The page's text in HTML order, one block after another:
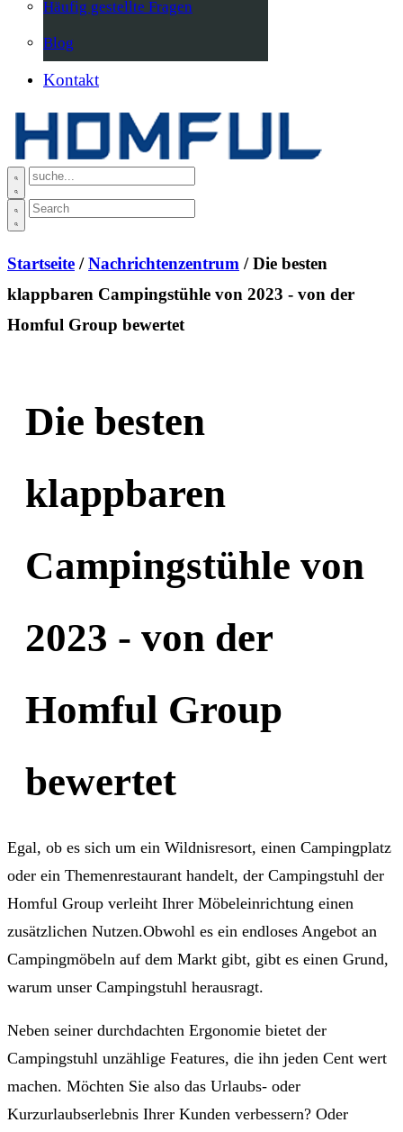
Häufig gestellte Fragen
Blog
Kontakt
Startseite /Nachrichtenzentrum / Die besten
klappbaren Campingstühle von 2023 - von der
Homful Group bewertet
Die besten
klappbaren
Campingstühle von
2023 - von der
Homful Group
bewertet
Egal, ob es sich um ein Wildnisresort, einen Campingplatz
oder ein Themenrestaurant handelt, der Campingstuhl der
Homful Group verleiht Ihrer Möbeleinrichtung einen
zusätzlichen Nutzen.Obwohl es ein endloses Angebot an
Campingmöbeln auf dem Markt gibt, gibt es einen Grund,
warum unser Campingstuhl herausragt.
Neben seiner durchdachten Ergonomie bietet der
Campingstuhl unzählige Features, die ihn jeden Cent wert
machen. Möchten Sie also das Urlaubs- oder
Kurzurlaubserlebnis Ihrer Kunden verbessern? Oder